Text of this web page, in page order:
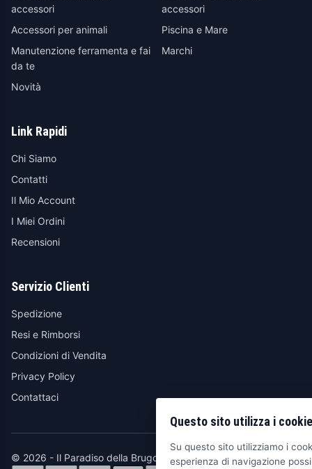
accessori
accessori
Accessori per animali
Piscina e Mare
Manutenzione ferramenta e fai
da te
Marchi
Novità
Link Rapidi
Chi Siamo
Contatti
Il Mio Account
I Miei Ordini
Recensioni
Servizio Clienti
Spedizione
Resi e Rimborsi
Condizioni di Vendita
Privacy Policy
Contattaci
© 2026 - Il Paradiso della Brugola
Questo sito utilizza i cookie
Su questo sito utilizziamo i
esperienza di navigazione